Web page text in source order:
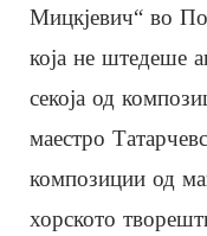
Мицкјевич“ во
која не штедеше
секоја од
маестро
композиции од
хорското